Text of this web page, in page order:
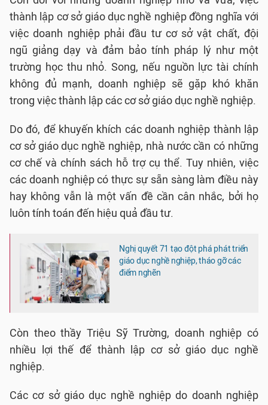
thành lập cơ sở giáo dục nghề nghiệp đồng nghĩa với
việc doanh nghiệp phải đầu tư cơ sở vật chất, đội
ngũ giảng dạy và đảm bảo tính pháp lý như một
trường học thu nhỏ. Song, nếu nguồn lực tài chính
không đủ mạnh, doanh nghiệp sẽ gặp khó khăn
trong việc thành lập các cơ sở giáo dục nghề nghiệp.
Do đó, để khuyến khích các doanh nghiệp thành lập
cơ sở giáo dục nghề nghiệp, nhà nước cần có những
cơ chế và chính sách hỗ trợ cụ thể. Tuy nhiên, việc
các doanh nghiệp có thực sự sẵn sàng làm điều này
hay không vẫn là một vấn đề cần cân nhắc, bởi họ
luôn tính toán đến hiệu quả đầu tư.
Nghị quyết 71 tạo đột phá phát triển
giáo dục nghề nghiệp, tháo gỡ các
điểm nghẽn
Còn theo thầy Triệu Sỹ Trường, doanh nghiệp có
nhiều lợi thế để thành lập cơ sở giáo dục nghề
nghiệp.
Các cơ sở giáo dục nghề nghiệp do doanh nghiệp